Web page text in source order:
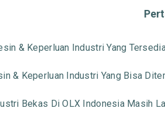
& Keperluan Industri Yang
& Keperluan Industri Yang Bisa
Bekas Di OLX Indonesia Masih